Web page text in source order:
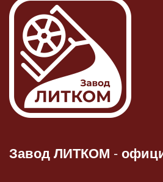
Завод ЛИТКОМ -